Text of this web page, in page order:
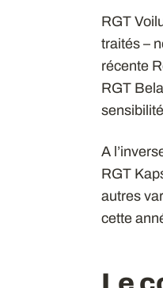
RGT
traités –
récente
RGT
A
RGT
autres
cette